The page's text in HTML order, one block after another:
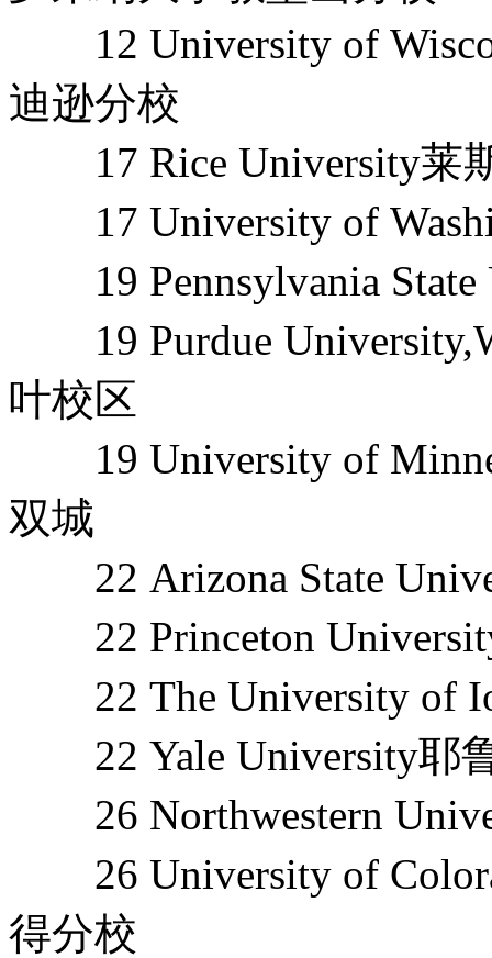
12 University of
迪逊分校
17 Rice University莱
17 University of
19 Pennsylvania State
19 Purdue
叶校区
19 University of
双城
22 Arizona State
22 Princeton
22 The University of
22 Yale University耶
26 Northwestern
26 University of
得分校